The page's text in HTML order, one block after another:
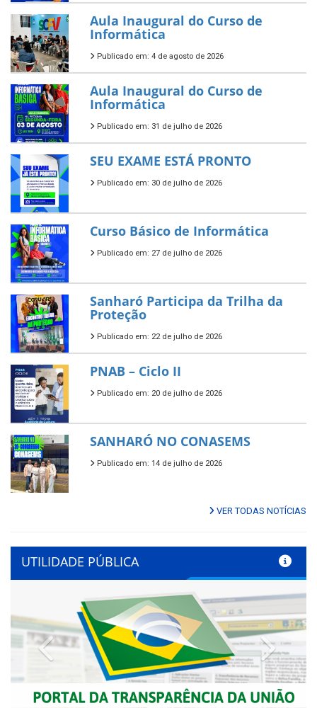
Aula Inaugural do Curso de
Informática
Publicado em: 4 de agosto de 2026
Aula Inaugural do Curso de
Informática
Publicado em: 31 de julho de 2026
SEU EXAME ESTÁ PRONTO
Publicado em: 30 de julho de 2026
Curso Básico de Informática
Publicado em: 27 de julho de 2026
Sanharó Participa da Trilha da
Proteção
Publicado em: 22 de julho de 2026
PNAB – Ciclo II
Publicado em: 20 de julho de 2026
SANHARÓ NO CONASEMS
Publicado em: 14 de julho de 2026
VER TODAS NOTÍCIAS
UTILIDADE PÚBLICA
Previous Next